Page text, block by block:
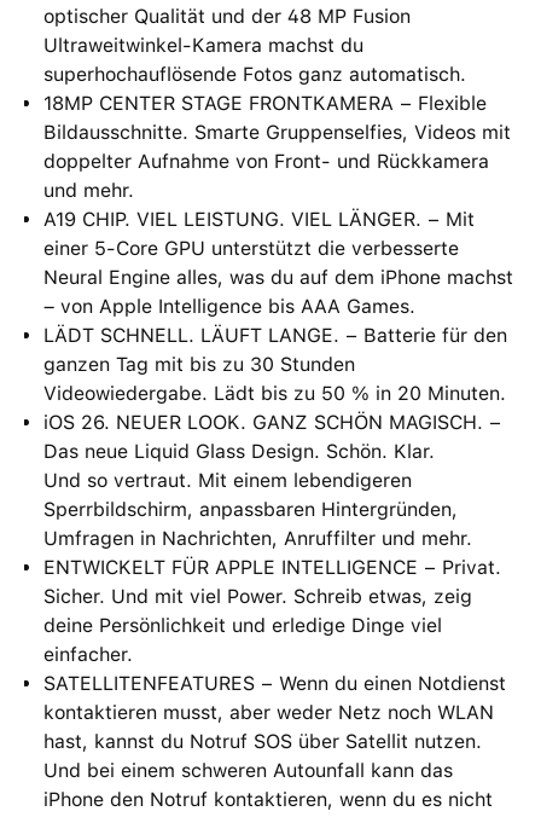
optischer Qualität und der 48 MP Fusion
Ultraweitwinkel-Kamera machst du
superhochauflösende Fotos ganz automatisch.
18MP CENTER STAGE FRONTKAMERA − Flexible
Bildausschnitte. Smarte Gruppenselfies, Videos mit
doppelter Aufnahme von Front- und Rückkamera
und mehr.
A19 CHIP. VIEL LEISTUNG. VIEL LÄNGER. − Mit
einer 5‑Core GPU unterstützt die verbesserte
Neural Engine alles, was du auf dem iPhone machst
– von Apple Intelligence bis AAA Games.
LÄDT SCHNELL. LÄUFT LANGE. − Batterie für den
ganzen Tag mit bis zu 30 Stunden
Videowiedergabe. Lädt bis zu 50 % in 20 Minuten.
iOS 26. NEUER LOOK. GANZ SCHÖN MAGISCH. −
Das neue Liquid Glass Design. Schön. Klar.
Und so vertraut. Mit einem lebendigeren
Sperrbildschirm, anpassbaren Hintergründen,
Umfragen in Nachrichten, Anruffilter und mehr.
ENTWICKELT FÜR APPLE INTELLIGENCE − Privat.
Sicher. Und mit viel Power. Schreib etwas, zeig
deine Persönlichkeit und erledige Dinge viel
einfacher.
SATELLITENFEATURES − Wenn du einen Notdienst
kontaktieren musst, aber weder Netz noch WLAN
hast, kannst du Notruf SOS über Satellit nutzen.
Und bei einem schweren Autounfall kann das
iPhone den Notruf kontaktieren, wenn du es nicht